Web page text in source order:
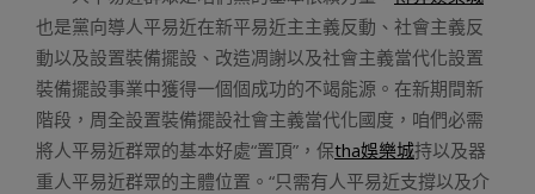
也是黨向導人平易近在新平易近主主義反動、社會主義反
動以及設置裝備擺設、改造凋謝以及社會主義當代化設置
裝備擺設事業中獲得一個個成功的不竭能源。在新期間新
階段，周全設置裝備擺設社會主義當代化國度，咱們必需
將人平易近群眾的基本好處“置頂”，保tha娛樂城持以及器
重人平易近群眾的主體位置。“只需有人平易近支撐以及介